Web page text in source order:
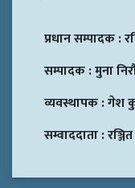
प्रधान सम्पादक :
सम्पादक :मुना
व्यवस्थापक :गेश
सम्वाददाता :